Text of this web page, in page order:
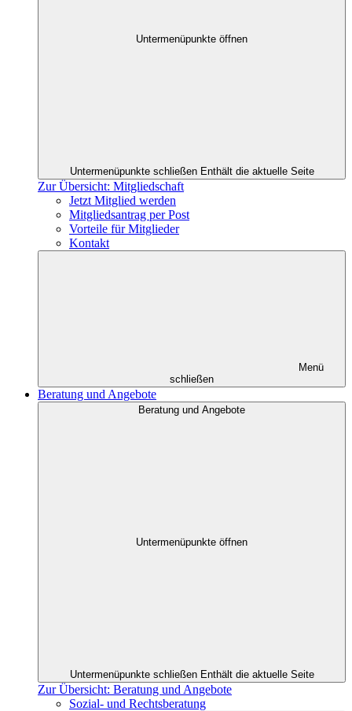
Untermenüpunkte öffnen
Untermenüpunkte schließen Enthält die aktuelle Seite
Zur Übersicht: Mitgliedschaft
Jetzt Mitglied werden
Mitgliedsantrag per Post
Vorteile für Mitglieder
Kontakt
Menü
schließen
Beratung und Angebote
Beratung und Angebote
Untermenüpunkte öffnen
Untermenüpunkte schließen Enthält die aktuelle Seite
Zur Übersicht: Beratung und Angebote
Sozial- und Rechtsberatung